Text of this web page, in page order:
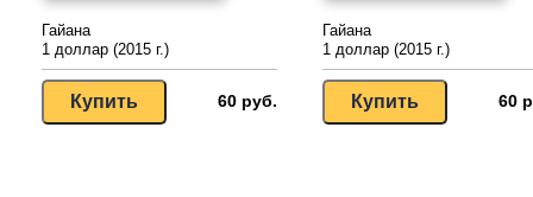
Гайана
1 доллар (2015 г.)
60 руб.
Гайана
1 доллар (2015 г.)
60